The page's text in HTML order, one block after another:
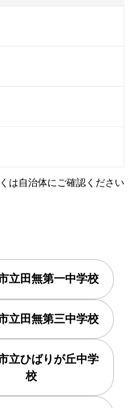
は自治体にご確認ください
立田無第一中学校
立田無第三中学校
立ひばりが丘中学
校